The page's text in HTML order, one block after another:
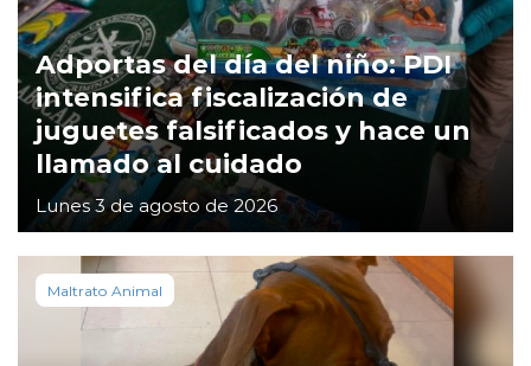
Adportas del día del niño: PDI
intensifica fiscalización de
juguetes falsificados y hace un
llamado al cuidado
Lunes 3 de agosto de 2026
Maltrato Animal